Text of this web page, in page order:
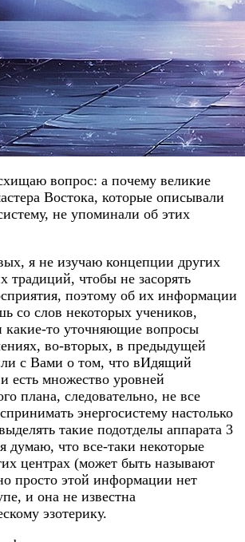
вопрос: а почему великие
Востока, которые описывали
не упоминали об этих
, я не изучаю концепции других
традиций, чтобы не засорять
поэтому об их информации
со слов некоторых учеников,
какие-то уточняющие вопросы
во-вторых, в предыдущей
с Вами о том, что вИдящий
есть множество уровней
плана, следовательно, не все
энергосистему настолько
такие подотделы аппарата 3
думаю, что все-таки некоторые
центрах (может быть называют
просто этой информации нет
и она не известна
эзотерику.